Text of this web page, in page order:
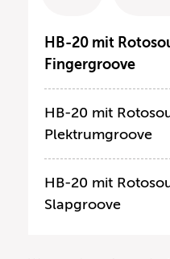
HB-20 mit
Fingergroove
HB-20 mit
Plektrumgroove
HB-20 mit
Slapgroove